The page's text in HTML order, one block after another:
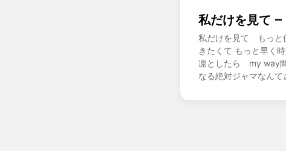
私だけを見て
私だけを見て もっと
きたくて もっと早く
凛としたら my way
なる絶対ジャマなん